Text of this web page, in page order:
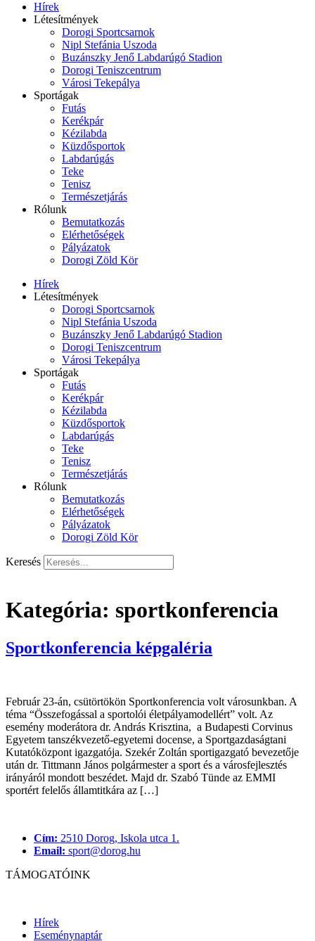
Hírek
Létesítmények
Dorogi Sportcsarnok
Nipl Stefánia Uszoda
Buzánszky Jenő Labdarúgó Stadion
Dorogi Teniszcentrum
Városi Tekepálya
Sportágak
Futás
Kerékpár
Kézilabda
Küzdősportok
Labdarúgás
Teke
Tenisz
Természetjárás
Rólunk
Bemutatkozás
Elérhetőségek
Pályázatok
Dorogi Zöld Kör
Hírek
Létesítmények
Dorogi Sportcsarnok
Nipl Stefánia Uszoda
Buzánszky Jenő Labdarúgó Stadion
Dorogi Teniszcentrum
Városi Tekepálya
Sportágak
Futás
Kerékpár
Kézilabda
Küzdősportok
Labdarúgás
Teke
Tenisz
Természetjárás
Rólunk
Bemutatkozás
Elérhetőségek
Pályázatok
Dorogi Zöld Kör
Keresés
Kategória: sportkonferencia
Sportkonferencia képgaléria
Február 23-án, csütörtökön Sportkonferencia volt városunkban. A
téma “Összefogással a sportolói életpályamodellért” volt. Az
esemény moderátora dr. András Krisztina, a Budapesti Corvinus
Egyetem tanszékvezető-egyetemi docense, a Sportgazdaságtani
Kutatóközpont igazgatója. Szekér Zoltán sportigazgató bevezetője
után dr. Tittmann János polgármester a sport és a városfejlesztés
irányáról mondott beszédet. Majd dr. Szabó Tünde az EMMI
sportért felelős államtitkára az […]
Cím: 2510 Dorog, Iskola utca 1.
Email: sport@dorog.hu
TÁMOGATÓINK
Hírek
Eseménynaptár